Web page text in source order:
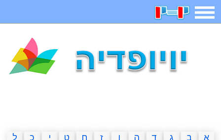
תפריט
א ב ג ד ה ו ז ח ט י כ
ל